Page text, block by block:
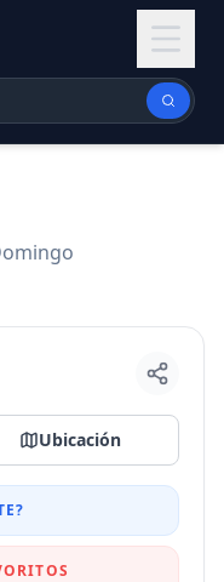
Ubicación